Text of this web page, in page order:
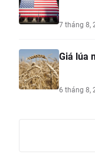
7 tháng 8,
Giá lúa
6 tháng 8,